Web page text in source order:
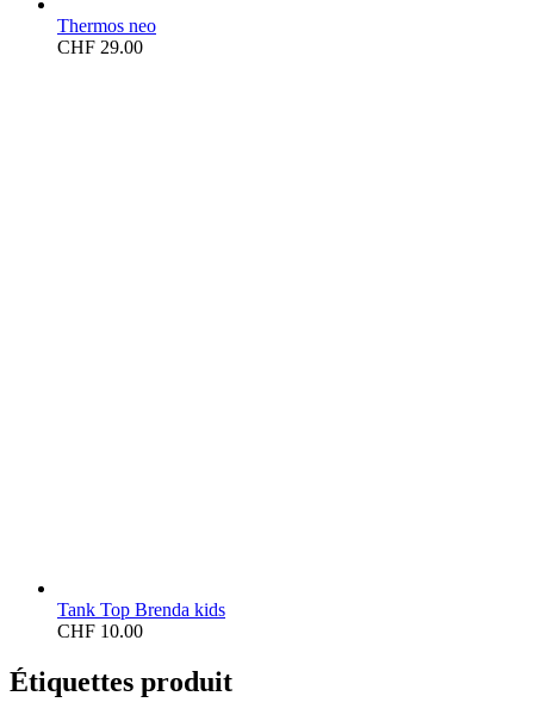
Thermos neo
CHF 29.00
Tank Top Brenda kids
CHF 10.00
Étiquettes produit